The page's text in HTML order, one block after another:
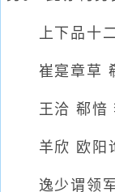
上下品十
崔寔章草 郗
王洽 郗愔
羊欣 欧阳询
逸少谓领军“